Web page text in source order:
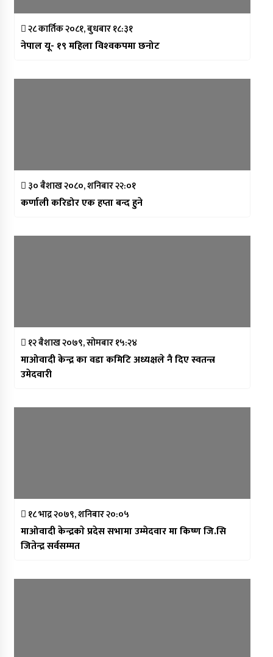
२८ कार्तिक २०८१, बुधबार १८:३१
नेपाल यू- १९ महिला विश्‍वकपमा छनोट
३० बैशाख २०८०, शनिबार २२:०१
कर्णाली करिडोर एक हप्ता बन्द हुने
१२ बैशाख २०७९, सोमबार १५:२४
माओवादी केन्द्र का वडा कमिटि अध्यक्षले नै दिए स्वतन्त्र
उमेदवारी
१८ भाद्र २०७९, शनिबार २०:०५
माओवादी केन्द्रकाे प्रदेस सभामा उम्मेदवार मा किष्ण जि.सि
जितेन्द्र सर्वसम्मत